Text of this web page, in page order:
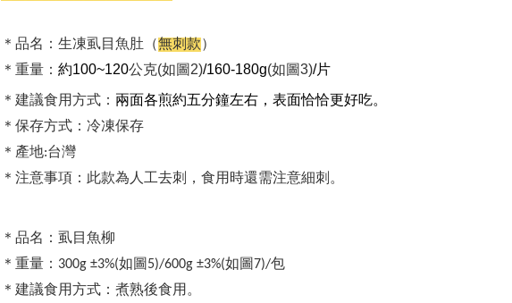
＊品名：生凍虱目魚肚（無刺款 ）
＊重量： 約100~120公克(如圖2)/160-180g(如圖3)/片
＊建議食用方式： 兩面各煎約五分鐘左右，表面恰恰更好吃。
＊保存方式：冷凍保存
＊產地:台灣
＊注意事項：此款為人工去刺，食用時還需注意細刺。
＊品名：虱目魚柳
＊重量：300g ±3%(如圖5)/600g ±3%(如圖7)/包
＊建議食用方式：煮熟後食用。